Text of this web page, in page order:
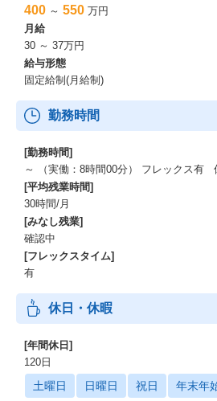
400 ～ 550 万円
月給
30 ～ 37万円
給与形態
固定給制(月給制)
勤務時間
[勤務時間]
～ （実働：8時間00分） フレックス有
[平均残業時間]
30時間/月
[みなし残業]
確認中
[フレックスタイム]
有
休日・休暇
[年間休日]
120日
土曜日 日曜日 祝日 年末年